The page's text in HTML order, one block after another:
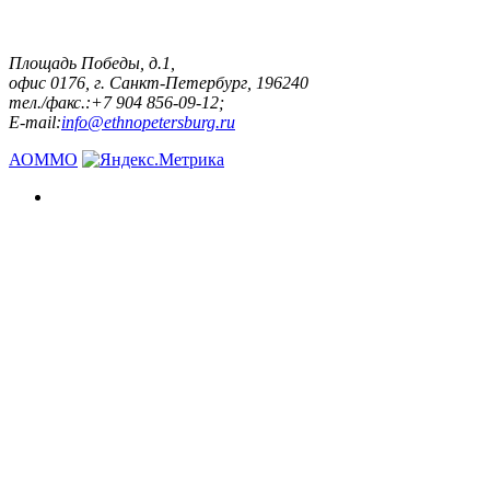
Площадь Победы, д.1,
офис 0176, г. Санкт-Петербург, 196240
тел./факс.:+7 904 856-09-12;
E-mail:info@ethnopetersburg.ru
АОММО